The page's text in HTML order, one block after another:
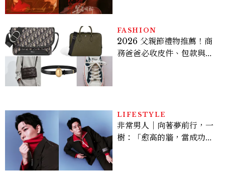
FASHION
2026 父親節禮物推薦！商
務爸爸必收皮件、包款與鞋
LIFESTYLE
非常男人｜向著夢前行，一
樹：「愈高的牆，當成功爬